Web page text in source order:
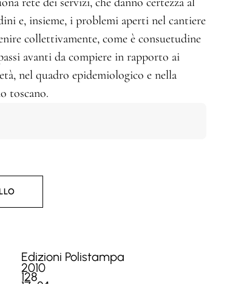
e, insieme, i problemi aperti nel cantiere
collettivamente, come è consuetudine
avanti da compiere in rapporto ai
nel quadro epidemiologico e nella
toscano.
Edizioni Polistampa
2010
128